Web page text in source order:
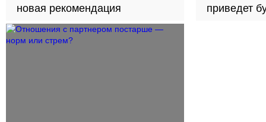
новая рекомендация
приведет